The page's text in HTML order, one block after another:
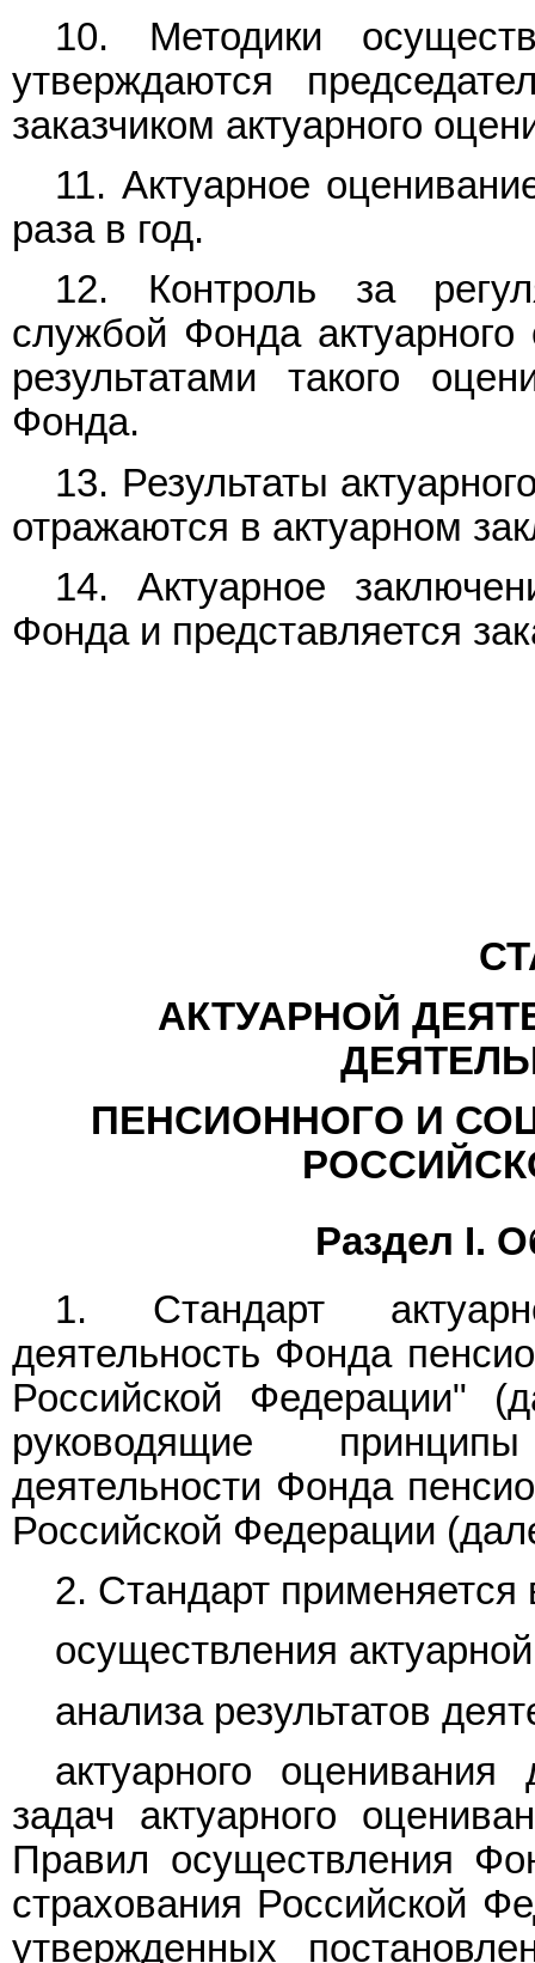
10. Методики
утверждаются
заказчиком актуарного
11. Актуарное
раза в год.
12. Контроль за
службой Фонда
результатами такого
Фонда.
13. Результаты
отражаются в актуарном
14. Актуарное
Фонда и представляется
АКТУАРНОЙ
ПЕНСИОННОГО И
Раздел I.
1. Стандарт
деятельность Фонда
Российской Федерации"
руководящие
деятельности Фонда
Российской Федерации
2. Стандарт применяется
осуществления
анализа результатов
актуарного
задач актуарного
Правил осуществления
страхования Российской
утвержденных